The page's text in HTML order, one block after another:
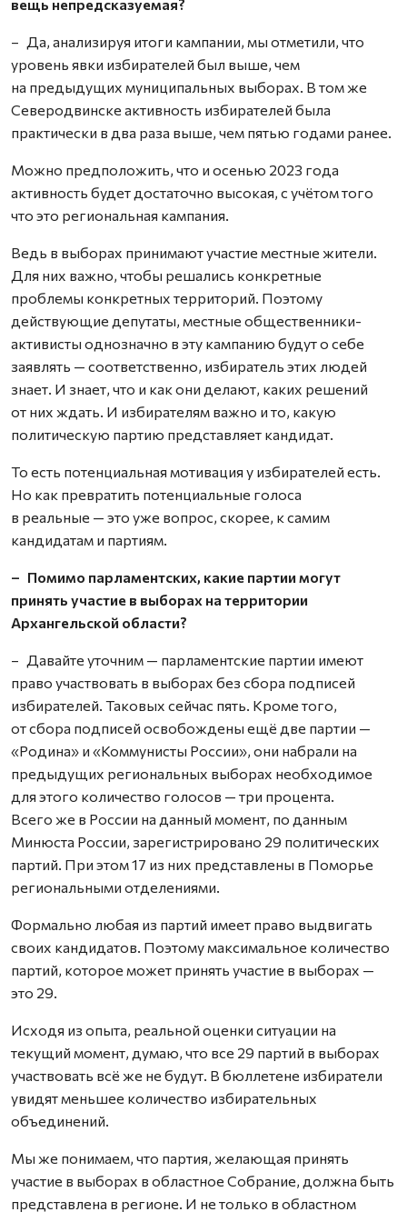
вещь непредсказуемая?
– Да, анализируя итоги кампании, мы отметили, что
уровень явки избирателей был выше, чем
на предыдущих муниципальных выборах. В том же
Северодвинске активность избирателей была
практически в два раза выше, чем пятью годами ранее.
Можно предположить, что и осенью 2023 года
активность будет достаточно высокая, с учётом того
что это региональная кампания.
Ведь в выборах принимают участие местные жители.
Для них важно, чтобы решались конкретные
проблемы конкретных территорий. Поэтому
действующие депутаты, местные общественники-
активисты однозначно в эту кампанию будут о себе
заявлять — соответственно, избиратель этих людей
знает. И знает, что и как они делают, каких решений
от них ждать. И избирателям важно и то, какую
политическую партию представляет кандидат.
То есть потенциальная мотивация у избирателей есть.
Но как превратить потенциальные голоса
в реальные — это уже вопрос, скорее, к самим
кандидатам и партиям.
– Помимо парламентских, какие партии могут
принять участие в выборах на территории
Архангельской области?
– Давайте уточним — парламентские партии имеют
право участвовать в выборах без сбора подписей
избирателей. Таковых сейчас пять. Кроме того,
от сбора подписей освобождены ещё две партии —
«Родина» и «Коммунисты России», они набрали на
предыдущих региональных выборах необходимое
для этого количество голосов — три процента.
Всего же в России на данный момент, по данным
Минюста России, зарегистрировано 29 политических
партий. При этом 17 из них представлены в Поморье
региональными отделениями.
Формально любая из партий имеет право выдвигать
своих кандидатов. Поэтому максимальное количество
партий, которое может принять участие в выборах —
это 29.
Исходя из опыта, реальной оценки ситуации на
текущий момент, думаю, что все 29 партий в выборах
участвовать всё же не будут. В бюллетене избиратели
увидят меньшее количество избирательных
объединений.
Мы же понимаем, что партия, желающая принять
участие в выборах в областное Собрание, должна быть
представлена в регионе. И не только в областном